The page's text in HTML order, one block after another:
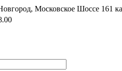
Московское Шоссе 161